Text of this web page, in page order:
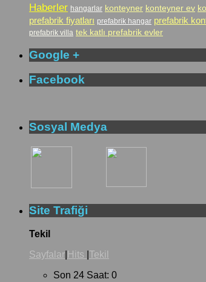
Haberler hangarlar konteyner konteyner ev
prefabrik fiyatları prefabrik hangar prefabrik
prefabrik villa tek katlı prefabrik evler
Google +
Facebook
Sosyal Medya
Site Trafiği
Tekil
Sayfalar Hits Tekil
Son 24 Saat: 0